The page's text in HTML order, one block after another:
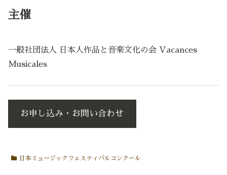
主催
一般社団法人 日本人作品と音楽文化の会 Vacances
Musicales
お申し込み・お問い合わせ
日本ミュージックフェスティバルコンクール